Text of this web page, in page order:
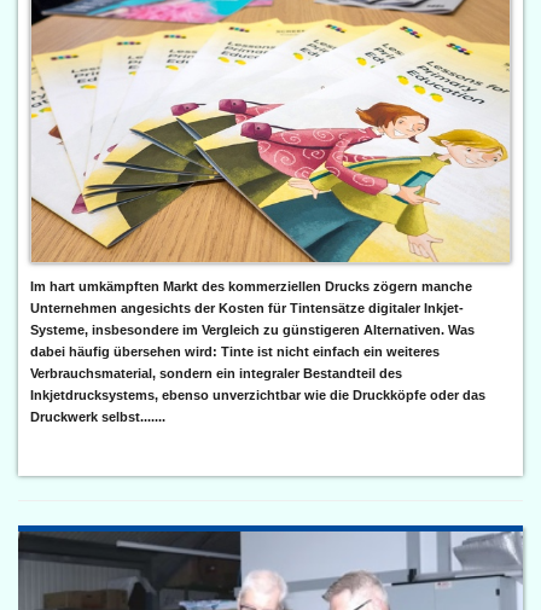
Im hart umkämpften Markt des kommerziellen Drucks zögern manche
Unternehmen angesichts der Kosten für Tintensätze digitaler Inkjet-
Systeme, insbesondere im Vergleich zu günstigeren Alternativen. Was
dabei häufig übersehen wird: Tinte ist nicht einfach ein weiteres
Verbrauchsmaterial, sondern ein integraler Bestandteil des
Inkjetdrucksystems, ebenso unverzichtbar wie die Druckköpfe oder das
Druckwerk selbst.......